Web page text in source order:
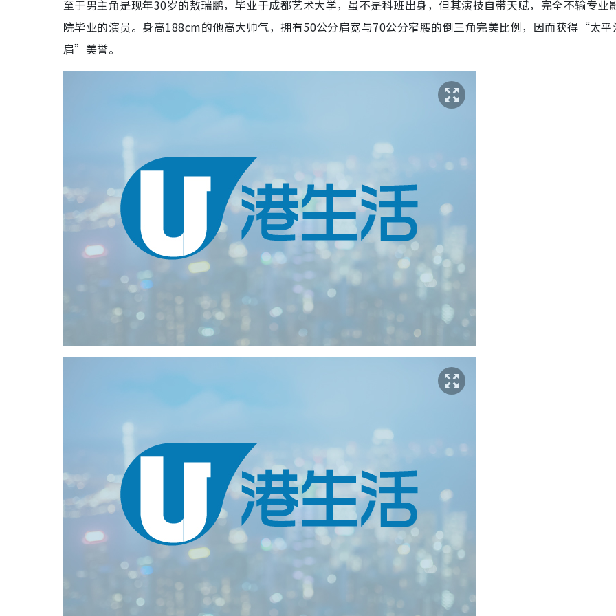
至于男主角是现年30岁的敖瑞鹏，毕业于成都艺术大学，虽不是科班出身，但其演技自带天赋，完全不输专业
院毕业的演员。身高188cm的他高大帅气，拥有50公分肩宽与70公分窄腰的倒三角完美比例，因而获得“太平
肩”美誉。